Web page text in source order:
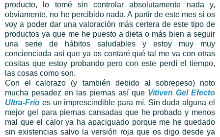
producto, lo tomé sin controlar absolutamente nada y,
obviamente, no he percibido nada. A partir de este mes si os
voy a poder dar una valoración más certera de este tipo de
productos ya que me he puesto a dieta o más bien a seguir
una serie de hábitos saludables y estoy muy muy
concienciada así que ya os contaré qué tal me va con otras
cositas que estoy probando pero con este perdí el tiempo,
las cosas como son.
Con el calorazo (y también debido al sobrepeso) noto
mucha pesadez en las piernas así que Vitiven Gel Efecto
Ultra-Frío es un imprescindible para mí. Sin duda alguna el
mejor gel para piernas cansadas que he probado y menos
mal que el calor ya ha apaciguado porque me he quedado
sin existencias salvo la versión roja que os digo desde ya